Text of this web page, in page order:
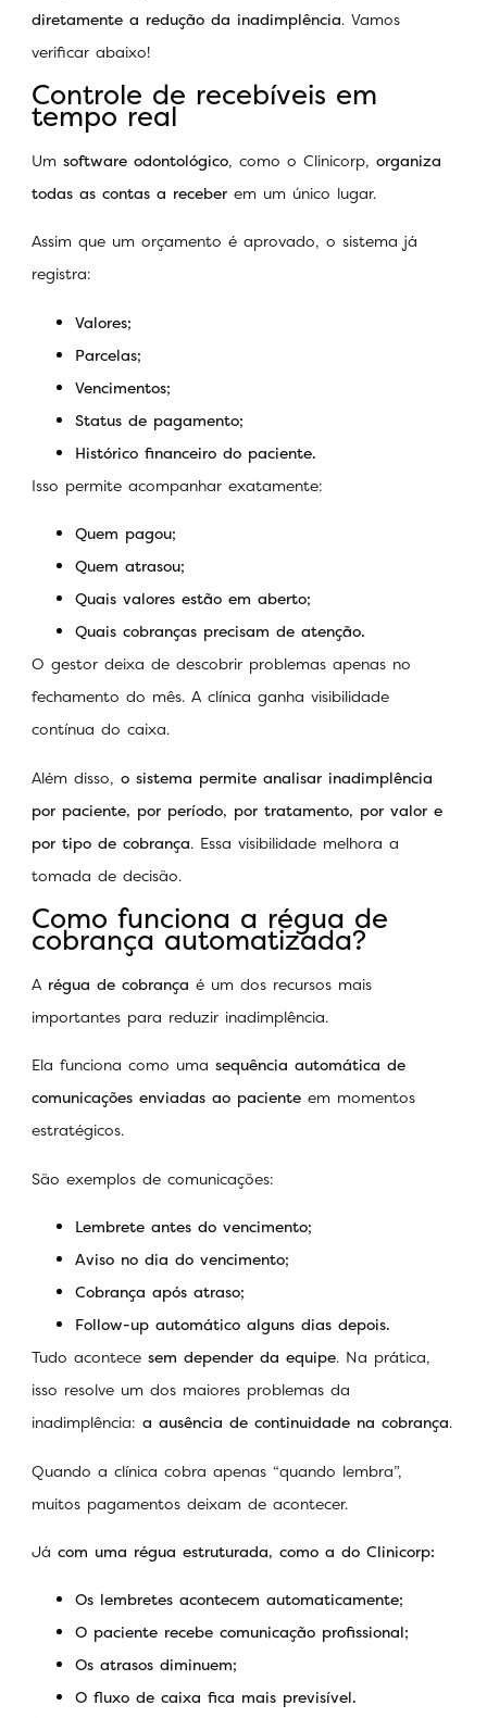
diretamente a redução da inadimplência. Vamos
verificar abaixo!
Controle de recebíveis em
tempo real
Um software odontológico, como o Clinicorp, organiza
todas as contas a receber em um único lugar.
Assim que um orçamento é aprovado, o sistema já
registra:
Valores;
Parcelas;
Vencimentos;
Status de pagamento;
Histórico financeiro do paciente.
Isso permite acompanhar exatamente:
Quem pagou;
Quem atrasou;
Quais valores estão em aberto;
Quais cobranças precisam de atenção.
O gestor deixa de descobrir problemas apenas no
fechamento do mês. A clínica ganha visibilidade
contínua do caixa.
Além disso, o sistema permite analisar inadimplência
por paciente, por período, por tratamento, por valor e
por tipo de cobrança. Essa visibilidade melhora a
tomada de decisão.
Como funciona a régua de
cobrança automatizada?
A régua de cobrança é um dos recursos mais
importantes para reduzir inadimplência.
Ela funciona como uma sequência automática de
comunicações enviadas ao paciente em momentos
estratégicos.
São exemplos de comunicações:
Lembrete antes do vencimento;
Aviso no dia do vencimento;
Cobrança após atraso;
Follow-up automático alguns dias depois.
Tudo acontece sem depender da equipe. Na prática,
isso resolve um dos maiores problemas da
inadimplência: a ausência de continuidade na cobrança.
Quando a clínica cobra apenas “quando lembra”,
muitos pagamentos deixam de acontecer.
Já com uma régua estruturada, como a do Clinicorp:
Os lembretes acontecem automaticamente;
O paciente recebe comunicação profissional;
Os atrasos diminuem;
O fluxo de caixa fica mais previsível.